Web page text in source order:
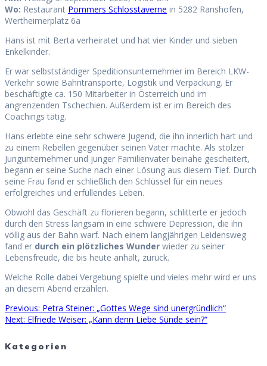
Wo: Restaurant Pommers Schlosstaverne in 5282 Ranshofen,
Wertheimerplatz 6a
Hans ist mit Berta verheiratet und hat vier Kinder und sieben
Enkelkinder.
Er war selbstständiger Speditionsunternehmer im Bereich LKW-
Verkehr sowie Bahntransporte, Logistik und Verpackung. Er
beschäftigte ca. 150 Mitarbeiter in Österreich und im
angrenzenden Tschechien. Außerdem ist er im Bereich des
Coachings tätig.
Hans erlebte eine sehr schwere Jugend, die ihn innerlich hart und
zu einem Rebellen gegenüber seinen Vater machte. Als stolzer
Jungunternehmer und junger Familienvater beinahe gescheitert,
begann er seine Suche nach einer Lösung aus diesem Tief. Durch
seine Frau fand er schließlich den Schlüssel für ein neues
erfolgreiches und erfüllendes Leben.
Obwohl das Geschäft zu florieren begann, schlitterte er jedoch
durch den Stress langsam in eine schwere Depression, die ihn
völlig aus der Bahn warf. Nach einem langjährigen Leidensweg
fand er durch ein plötzliches Wunder wieder zu seiner
Lebensfreude, die bis heute anhält, zurück.
Welche Rolle dabei Vergebung spielte und vieles mehr wird er uns
an diesem Abend erzählen.
Beitragsnavigation
Previous: Previous
post:
Petra Steiner: „Gottes Wege sind unergründlich“
Next: Next
Elfriede Weiser: „Kann denn Liebe Sünde sein?“
Kategorien